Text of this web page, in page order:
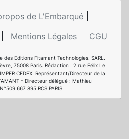
de L'Embarqué
Mentions Légales CGU
Editions Fitamant Technologies. SARL.
75008 Paris. Rédaction : 2 rue Félix Le
CEDEX. Représentant/Directeur de la
- Directeur délégué : Mathieu
667 895 RCS PARIS